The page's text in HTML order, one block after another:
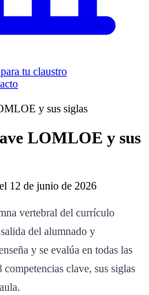
tu claustro
y sus siglas
LOMLOE y sus
12 de junio de 2026
vertebral del currículo
del alumnado y
y se evalúa en todas las
competencias clave, sus siglas